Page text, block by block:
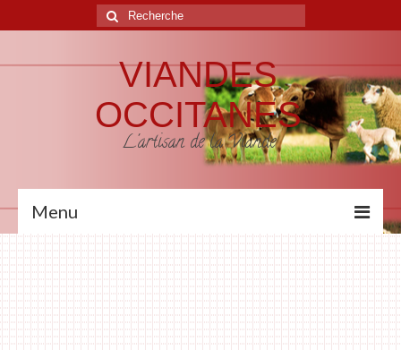
VIANDES
OCCITANES
L'artisan de la Viande
Menu